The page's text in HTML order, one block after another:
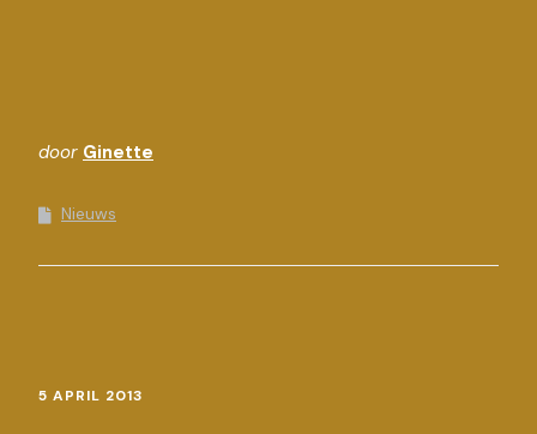
door Ginette
Nieuws
5 APRIL 2013